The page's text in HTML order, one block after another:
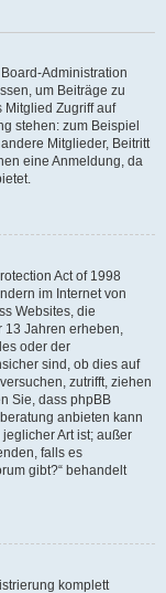
Administration
um Beiträge zu
Mitglied Zugriff auf
stehen: zum Beispiel
Mitglieder, Beitritt
eine Anmeldung, da
Act of 1998
im Internet von
Websites, die
13 Jahren erheben,
oder der
sind, ob dies auf
zutrifft, ziehen
Sie, dass phpBB
anbieten kann
Art ist; außer
falls es
gibt?“ behandelt
komplett